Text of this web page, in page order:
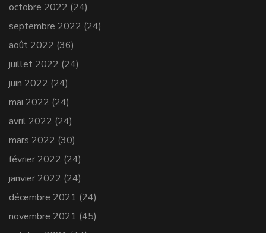
octobre 2022 (24)
septembre 2022 (24)
août 2022 (36)
juillet 2022 (24)
juin 2022 (24)
mai 2022 (24)
avril 2022 (24)
mars 2022 (30)
février 2022 (24)
janvier 2022 (24)
décembre 2021 (24)
novembre 2021 (45)